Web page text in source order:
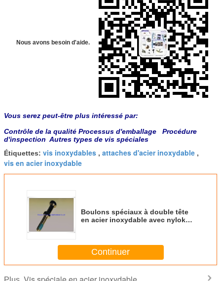
Nous avons besoin d'aide.
Vous serez peut-être plus intéressé par:
Contrôle de la qualité Processus d'emballage
Procédure
d'inspection Autres types de vis spéciales
Étiquettes: vis inoxydables , attaches d'acier inoxydable ,
vis en acier inoxydable
Boulons spéciaux à double tête
en acier inoxydable avec nylok
Continuer